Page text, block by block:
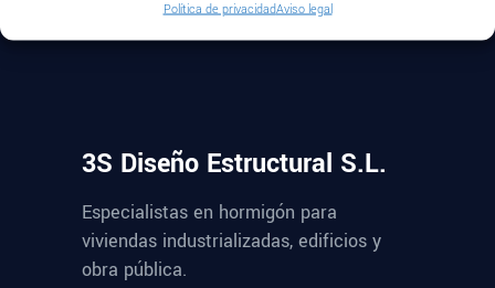
Política de privacidadAviso legal
3S Diseño Estructural S.L.
Especialistas en hormigón para
viviendas industrializadas, edificios y
obra pública.